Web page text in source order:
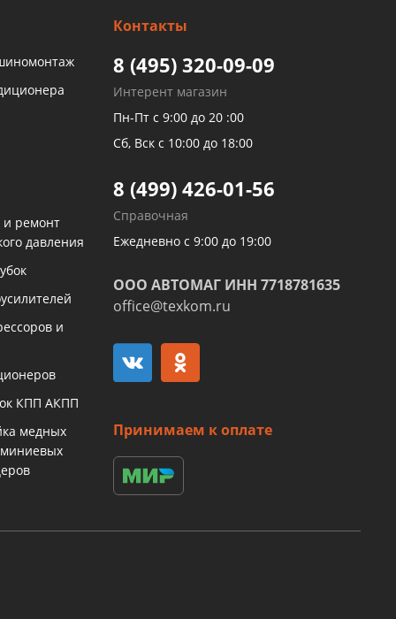
и ремонт
давления
и
КПП АКПП
медных
Контакты
8 (495) 320-09-09
Интерент магазин
Пн-Пт с 9:00 до 20 :00
Сб, Вск с 10:00 до 18:00
8 (499) 426-01-56
Справочная
Ежедневно с 9:00 до 19:00
ООО АВТОМАГ ИНН 7718781635
office@texkom.ru
Принимаем к оплате